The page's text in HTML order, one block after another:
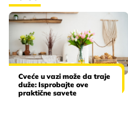
Cveće u vazi može da traje
duže: Isprobajte ove
praktične savete